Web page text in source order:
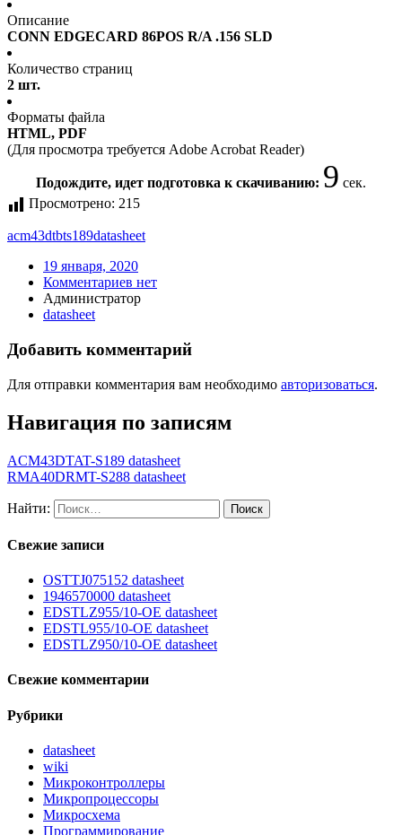
Описание
CONN EDGECARD 86POS R/A .156 SLD
Количество страниц
2 шт.
Форматы файла
HTML, PDF
(Для просмотра требуется Adobe Acrobat Reader)
Подождите, идет подготовка к скачиванию: 9 сек.
Просмотрено: 215
acm43dtbts189datasheet
19 января, 2020
Комментариев нет
Администратор
datasheet
Добавить комментарий
Для отправки комментария вам необходимо авторизоваться.
Навигация по записям
ACM43DTAT-S189 datasheet
RMA40DRMT-S288 datasheet
Найти:
Свежие записи
OSTTJ075152 datasheet
1946570000 datasheet
EDSTLZ955/10-OE datasheet
EDSTL955/10-OE datasheet
EDSTLZ950/10-OE datasheet
Свежие комментарии
Рубрики
datasheet
wiki
Микроконтроллеры
Микропроцессоры
Микросхема
Программирование